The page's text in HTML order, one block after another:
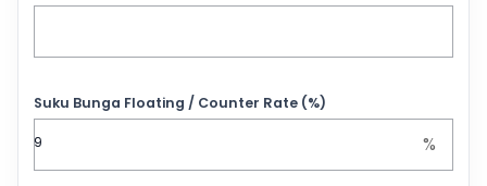
Suku Bunga Floating / Counter Rate (%)
%